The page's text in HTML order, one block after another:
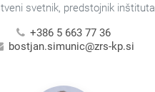
svetnik, predstojnik inštituta
+386 5 663 77 36
bostjan.simunic@zrs-kp.si